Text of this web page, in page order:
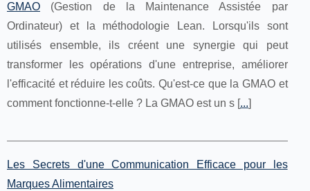
GMAO (Gestion de la Maintenance Assistée par
Ordinateur) et la méthodologie Lean. Lorsqu'ils sont
utilisés ensemble, ils créent une synergie qui peut
transformer les opérations d'une entreprise, améliorer
l'efficacité et réduire les coûts. Qu'est-ce que la GMAO et
comment fonctionne-t-elle ? La GMAO est un s [...]
Les Secrets d'une Communication Efficace pour les
Marques Alimentaires